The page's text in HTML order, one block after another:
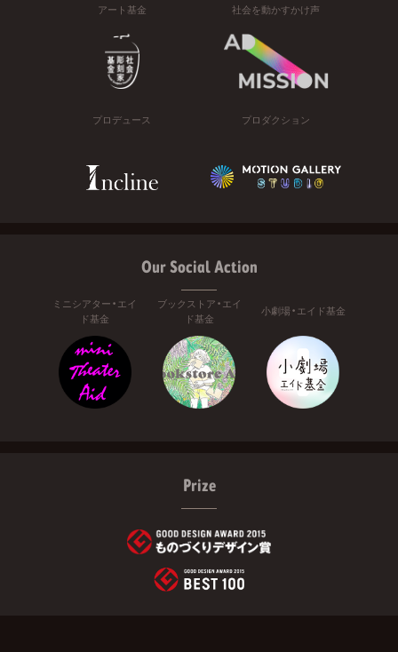
アート基金 社会を動かすかけ声
プロデュース プロダクション
Our Social Action
ミニシアター・エイ
ド基金
ブックストア・エイ
ド基金
小劇場・エイド基金
Prize